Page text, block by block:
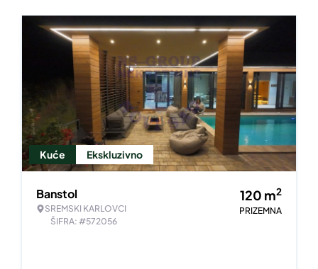
Kuće Ekskluzivno
Banstol
SREMSKI KARLOVCI
ŠIFRA: #572056
120 m2
PRIZEMNA